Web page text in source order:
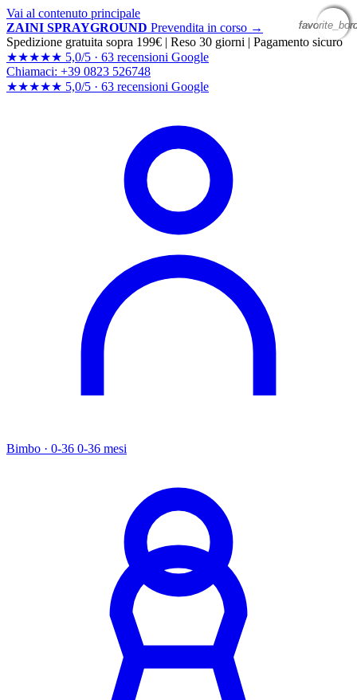
Vai al contenuto principale
ZAINI SPRAYGROUND Prevendita in corso →
Spedizione gratuita sopra 199€ | Reso 30 giorni | Pagamento sicuro
★★★★★ 5,0/5 · 63 recensioni Google
Chiamaci: +39 0823 526748
★★★★★ 5,0/5 · 63 recensioni Google
Bimbo · 0-36 0-36 mesi